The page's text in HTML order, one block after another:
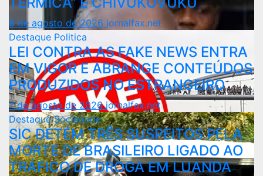
8 de agosto de 2026 jornalfax.net
Destaque Politica
LEI CONTRA AS FAKE NEWS ENTRA
EM VIGOR E ABRANGE CONTEÚDOS
PRODUZIDOS NO ESTRANGEIRO
7 de agosto de 2026jornalfax.net
DestaqueSociedade
SIC DETÉM TRÊS SUSPEITOS PELA
MORTE DE BRASILEIRO LIGADO AO
TRÁFICO DE DROGA EM LUANDA